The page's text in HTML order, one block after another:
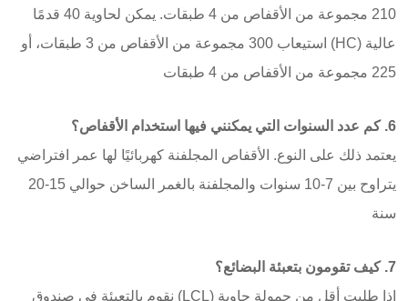
210 مجموعة من الأقفاص من 4 طبقات. يمكن لحاوية 40 قدمًا
عالية (HC) استيعاب 300 مجموعة من الأقفاص من 3 طبقات، أو
225 مجموعة من الأقفاص من 4 طبقات
6. كم عدد السنوات التي يمكنني فيها استخدام الأقفاص؟
يعتمد ذلك على النوع. الأقفاص المجلفنة كهربائيًا لها عمر افتراضي
يتراوح بين 7-10 سنوات والمجلفنة بالغمر الساخن حوالي 15-20
سنة
7. كيف تقومون بتعبئة البضائع؟
إذا طلبت أقل من حمولة حاوية (LCL) نقوم بالتعبئة في صندوق